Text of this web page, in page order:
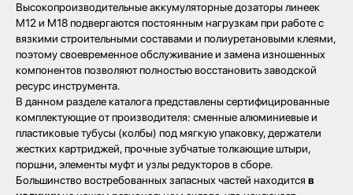
Высокопроизводительные аккумуляторные дозаторы линеек
M12 и M18 подвергаются постоянным нагрузкам при работе с
вязкими строительными составами и полиуретановыми клеями,
поэтому своевременное обслуживание и замена изношенных
компонентов позволяют полностью восстановить заводской
ресурс инструмента.
В данном разделе каталога представлены сертифицированные
комплектующие от производителя: сменные алюминиевые и
пластиковые тубусы (колбы) под мягкую упаковку, держатели
жестких картриджей, прочные зубчатые толкающие штыри,
поршни, элементы муфт и узлы редукторов в сборе.
Большинство востребованных запасных частей находится в
Наши магазины
Северодвинск, Никольская 7 к.1
Ежедневно с 09:00 Пн - Пт до 19:00